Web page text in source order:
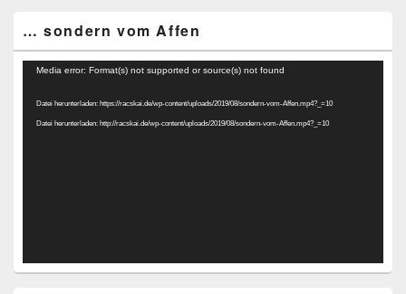
… sondern vom Affen
Video-
Media error: Format(s) not supported or source(s) not found
Datei herunterladen: https://racskai.de/wp-content/uploads/2019/08/sondern-vom-Affen.mp4?_=10
Datei herunterladen: http://racskai.de/wp-content/uploads/2019/08/sondern-vom-Affen.mp4?_=10